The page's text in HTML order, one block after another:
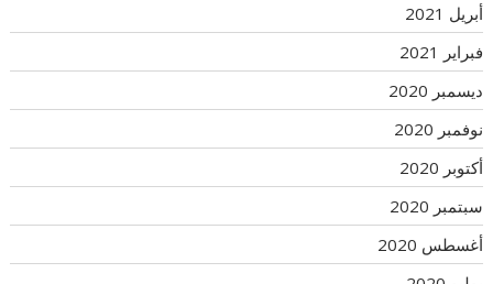
أبريل 2021
فبراير 2021
ديسمبر 2020
نوفمبر 2020
أكتوبر 2020
سبتمبر 2020
أغسطس 2020